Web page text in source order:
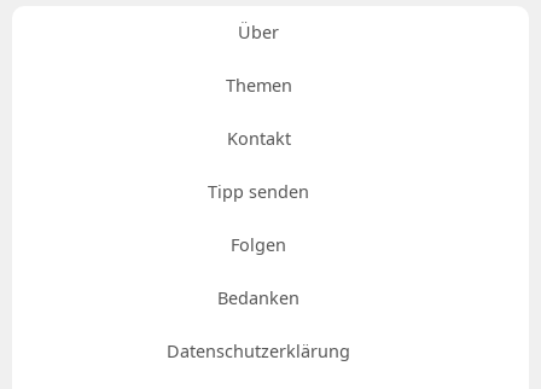
Über
Themen
Kontakt
Tipp senden
Folgen
Bedanken
Datenschutzerklärung